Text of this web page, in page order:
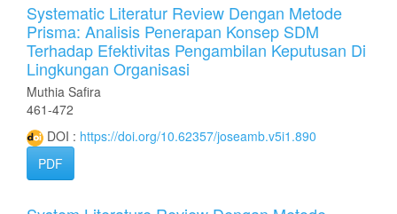
Systematic Literatur Review Dengan Metode
Prisma: Analisis Penerapan Konsep SDM
Terhadap Efektivitas Pengambilan Keputusan Di
Lingkungan Organisasi
Muthia Safira
461-472
DOI : https://doi.org/10.62357/joseamb.v5i1.890
PDF